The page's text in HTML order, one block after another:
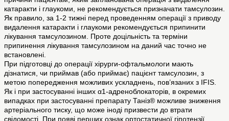
катаракти і глаукоми, не рекомендується призначати тамсулозин.
Як правило, за 1-2 тижні перед проведенням операції з приводу
видалення катаракти і глаукоми рекомендується припинити
лікування тамсулозином. Проте доцільність та терміни
припинення лікування тамсулозином на даний час точно не
встановлені.
При підготовці до операції хірурги-офтальмологи мають
дізнатися, чи приймав (або приймає) пацієнт тамсулозин, з
метою попередження можливих ускладнень, пов’язаних з IFIS.
Як і при застосуванні інших α1-адреноблокаторів, в окремих
випадках при застосуванні препарату Таніз® можливе зниження
артеріального тиску, що може іноді призвести до втрати
свідомості. При появі перших ознак ортостатичної гіпотензії